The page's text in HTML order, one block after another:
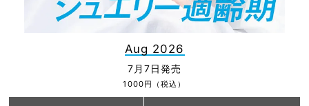
Aug 2026
7月7日発売
1000円（税込）